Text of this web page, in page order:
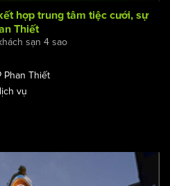
hợp trung tâm tiệc cưới, sự
Thiết
sạn 4 sao